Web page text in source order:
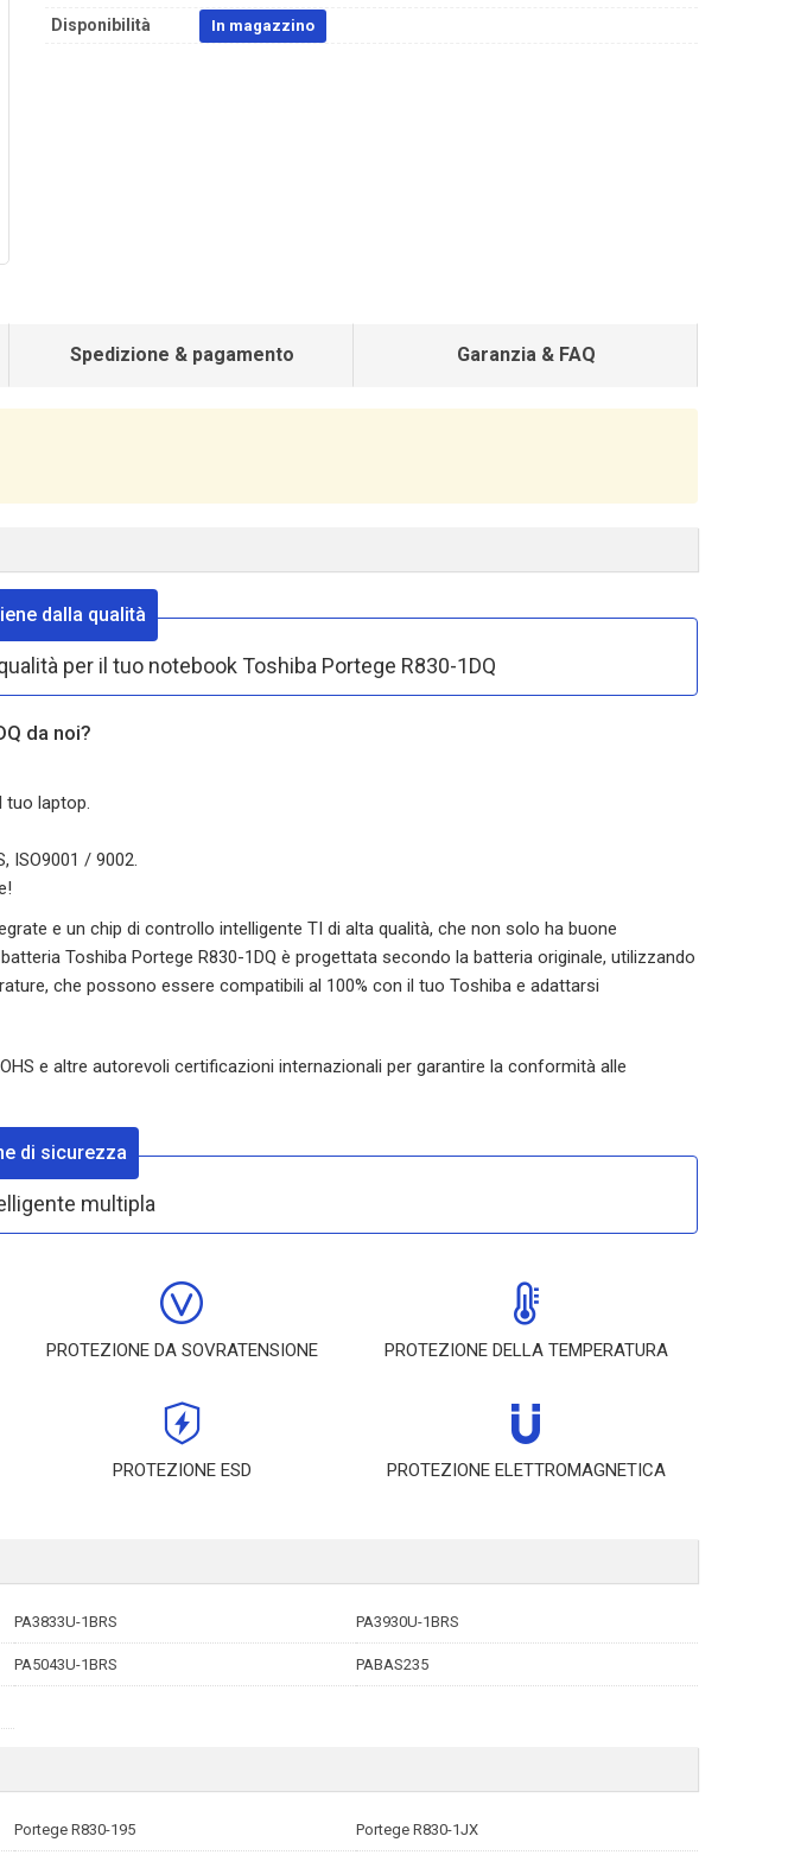
Disponibilità In magazzino
Spedizione & pagamento Garanzia & FAQ
dalla qualità
per il tuo notebook Toshiba Portege R830-1DQ
da noi?
tuo laptop.
ISO9001 / 9002.
e un chip di controllo intelligente TI di alta qualità, che non solo ha buone
Toshiba Portege R830-1DQ è progettata secondo la batteria originale, utilizzando
che possono essere compatibili al 100% con il tuo Toshiba e adattarsi
e altre autorevoli certificazioni internazionali per garantire la conformità alle
di sicurezza
multipla
PROTEZIONE DA SOVRATENSIONE PROTEZIONE DELLA TEMPERATURA
PROTEZIONE ESD PROTEZIONE ELETTROMAGNETICA
PA3833U-1BRS PA3930U-1BRS
PA5043U-1BRS PABAS235
Portege R830-195 Portege R830-1JX